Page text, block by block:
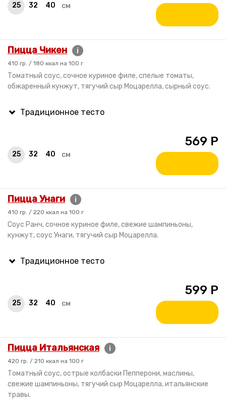
25 32 40 см
Пицца Чикен i
410 гр. / 180 ккал на 100 г
Томатный соус, сочное куриное филе, спелые томаты,
обжаренный кунжут, тягучий сыр Моцарелла, сырный соус.
25 32 40 см
569 Р
Пицца Унаги i
410 гр. / 220 ккал на 100 г
Cоус Ранч, сочное куриное филе, свежие шампиньоны,
кунжут, соус Унаги, тягучий сыр Моцарелла.
25 32 40 см
599 Р
Пицца Итальянская i
420 гр. / 210 ккал на 100 г
Томатный соус, острые колбаски Пепперони, маслины,
свежие шампиньоны, тягучий сыр Моцарелла, итальянские
травы.